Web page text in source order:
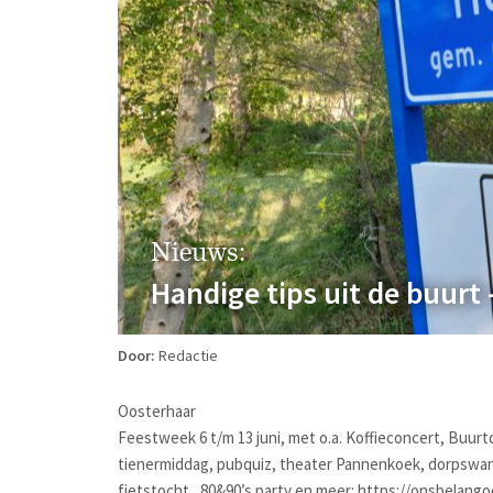
Nieuws:
Handige tips uit de buurt
Door: Redactie
Oosterhaar
Feestweek 6 t/m 13 juni, met o.a. Koffieconcert,
tienermiddag, pubquiz, theater Pannenkoek,